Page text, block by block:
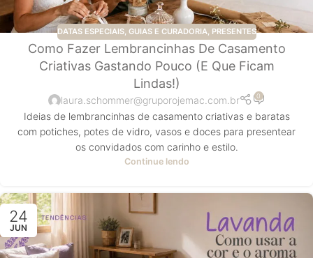
DATAS ESPECIAIS, GUIAS E CURADORIA, PRESENTES
Como Fazer Lembrancinhas De Casamento
Criativas Gastando Pouco (e Que Ficam
Lindas!)
laura.schommer@gruporojemac.com.br 0
Ideias de lembrancinhas de casamento criativas e baratas
com potiches, potes de vidro, vasos e doces para presentear
os convidados com carinho e estilo.
Continue lendo
24
JUN